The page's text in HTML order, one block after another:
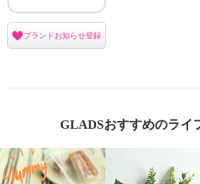
ブランドお知らせ登録
GLADSおすすめのライ